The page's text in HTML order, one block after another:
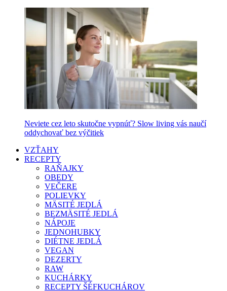
Neviete cez leto skutočne vypnúť? Slow living vás naučí
oddychovať bez výčitiek
VZŤAHY
RECEPTY
RAŇAJKY
OBEDY
VEČERE
POLIEVKY
MÄSITÉ JEDLÁ
BEZMÄSITÉ JEDLÁ
NÁPOJE
JEDNOHUBKY
DIÉTNE JEDLÁ
VEGAN
DEZERTY
RAW
KUCHÁRKY
RECEPTY ŠÉFKUCHÁROV